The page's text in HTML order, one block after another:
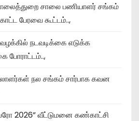
சாலை பணியாளர் சங்கம்
பேரவை கூட்டம்..,
நடவடிக்கை எடுக்க
போராட்டம்..,
நல சங்கம் சார்பாக கவன
2026” வீட்டுமனை கண்காட்சி